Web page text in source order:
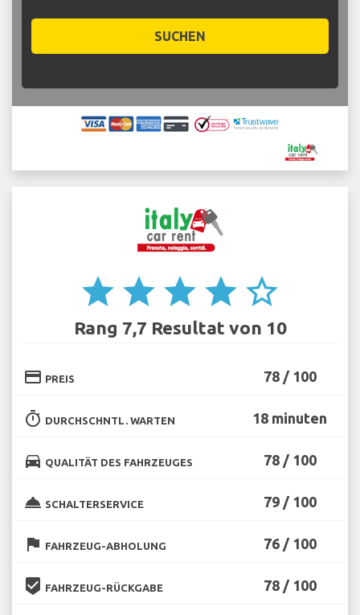
SUCHEN
star star star star star_border
Rang 7,7 Resultat von 10
credit_card PREIS 78 / 100
timer DURCHSCHNTL. WARTEN 18 minuten
directions_car QUALITÄT DES FAHRZEUGES 78 / 100
room_service SCHALTERSERVICE 79 / 100
flag FAHRZEUG-ABHOLUNG 76 / 100
beenhere FAHRZEUG-RÜCKGABE 78 / 100